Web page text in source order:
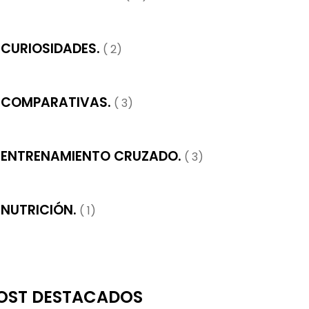
CURIOSIDADES. ( 2)
COMPARATIVAS. ( 3)
ENTRENAMIENTO CRUZADO. ( 3)
NUTRICIÓN. ( 1)
DESTACADOS